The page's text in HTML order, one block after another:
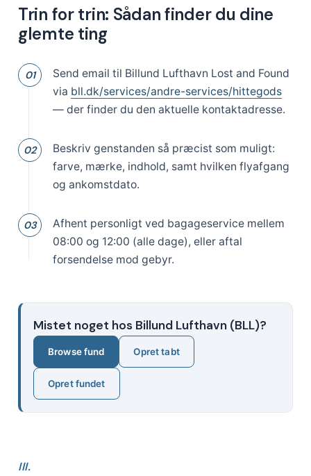
Trin for trin: Sådan finder du dine
glemte ting
Send email til Billund Lufthavn Lost and Found
via bll.dk/services/andre-services/hittegods
— der finder du den aktuelle kontaktadresse.
Beskriv genstanden så præcist som muligt:
farve, mærke, indhold, samt hvilken flyafgang
og ankomstdato.
Afhent personligt ved bagageservice mellem
08:00 og 12:00 (alle dage), eller aftal
forsendelse mod gebyr.
Mistet noget hos Billund Lufthavn (BLL)?
Browse fund Opret tabt
Opret fundet
III.